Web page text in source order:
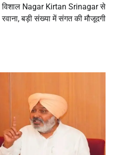
विशाल Nagar Kirtan Srinagar से
रवाना, बड़ी संख्या में संगत की मौजूदगी